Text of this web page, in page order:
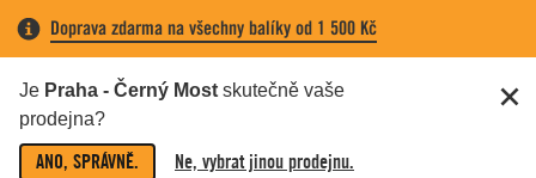
Doprava zdarma na všechny balíky od 1 500 Kč
Je Praha - Černý Most skutečně vaše
prodejna?
ANO, SPRÁVNĚ. Ne, vybrat jinou prodejnu.